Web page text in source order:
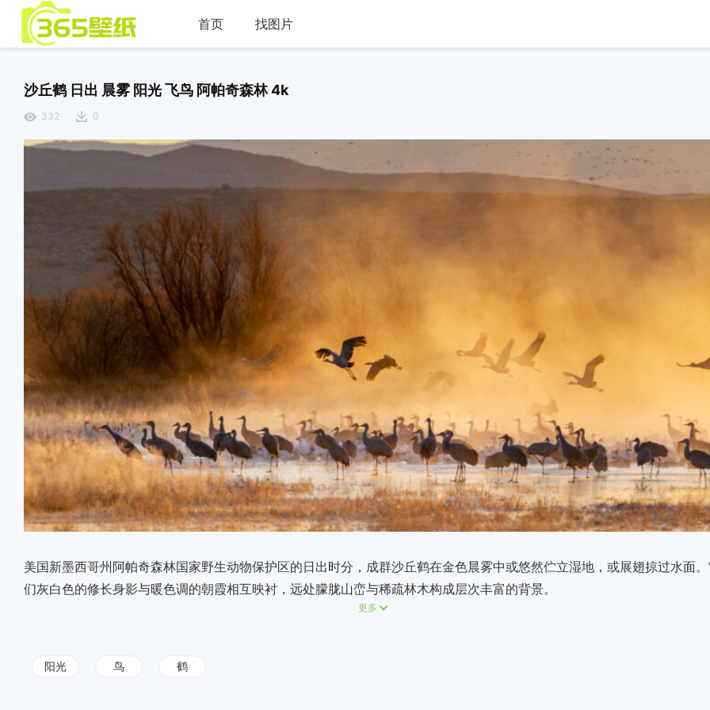
首页 找图片
沙丘鹤 日出 晨雾 阳光 飞鸟 阿帕奇森林 4k
332 0
美国新墨西哥州阿帕奇森林国家野生动物保护区的日出时分，成群沙丘鹤在金色晨雾中或悠然伫立湿地，或展翅掠过水面
们灰白色的修长身影与暖色调的朝霞相互映衬，远处朦胧山峦与稀疏林木构成层次丰富的背景。
更多
阳光 鸟 鹤